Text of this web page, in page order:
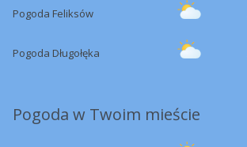
Pogoda Feliksów
Pogoda Długołęka
Pogoda w Twoim mieście